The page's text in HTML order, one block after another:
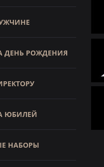
ДЕНЬ РОЖДЕНИЯ
ЮБИЛЕЙ
НАБОРЫ